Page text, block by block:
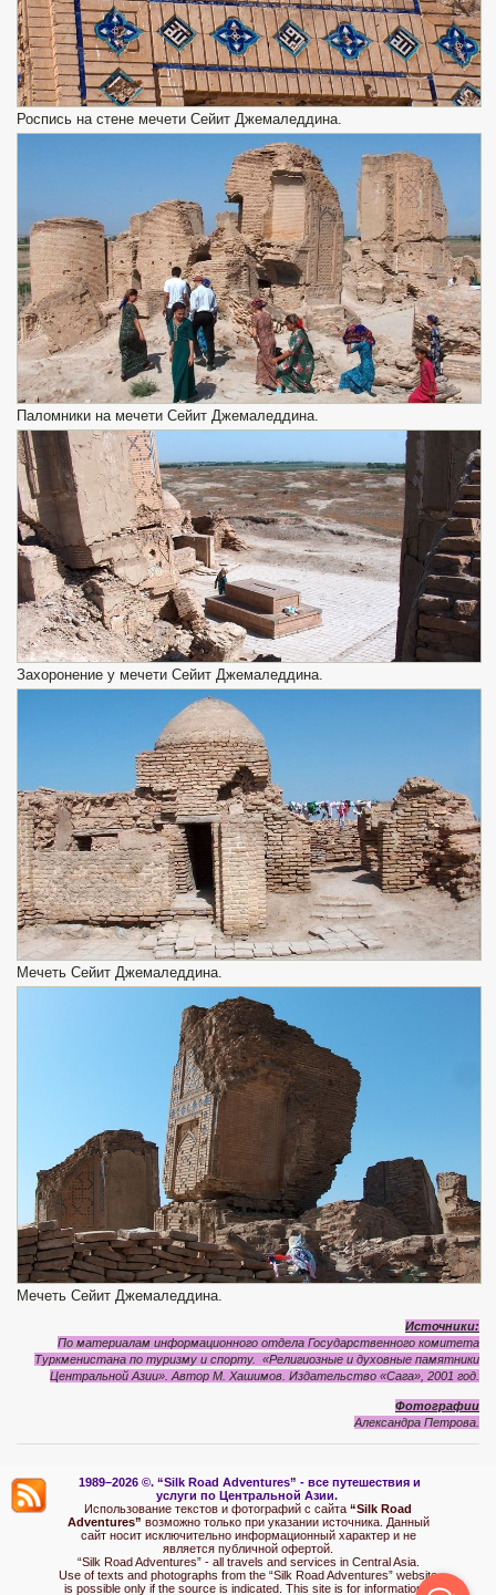
Роспись на стене мечети Сейит Джемаледдина.
Паломники на мечети Сейит Джемаледдина.
Захоронение у мечети Сейит Джемаледдина.
Мечеть Сейит Джемаледдина.
Мечеть Сейит Джемаледдина.
Источники:
По материалам информационного отдела Государственного комитета
Туркменистана по туризму и спорту. «Религиозные и духовные памятники
Центральной Азии». Автор М. Хашимов. Издательство «Сага», 2001 год.
Фотографии
Александра Петрова.
1989–2026 ©. “Silk Road Adventures” - все путешествия и
услуги по Центральной Азии.
Использование текстов и фотографий с сайта “Silk Road
Adventures” возможно только при указании источника. Данный
сайт носит исключительно информационный характер и не
является публичной офертой.
“Silk Road Adventures” - all travels and services in Central Asia.
Use of texts and photographs from the “Silk Road Adventures” website
is possible only if the source is indicated. This site is for informational